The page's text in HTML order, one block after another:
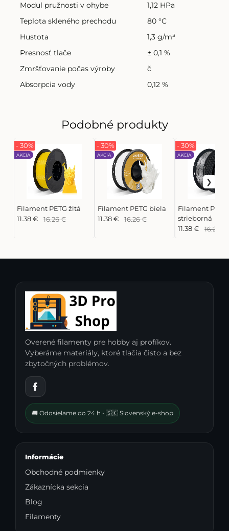
Modul pružnosti v ohybe
1,12 HPa
Teplota skleného prechodu
80 °C
Hustota
1,3 g/m³
Presnosť tlače
± 0,1 %
Zmršťovanie počas výroby
č
Absorpcia vody
0,12 %
Podobné produkty
Filament PETG žltá
AKCIA
- 30%
11.38 € 16.26 €
Filament PETG biela
AKCIA
- 30%
11.38 € 16.26 €
Filament PETG
strieborná
AKCIA
- 30%
11.38 € 16.26 €
Overené filamenty pre hobby aj profíkov.
Vyberáme materiály, ktoré tlačia čisto a bez
zbytočných problémov.
🚚 Odosielame do 24 h • 🇸🇰 Slovenský e-shop
Informácie
Obchodné podmienky
Zákaznícka sekcia
Blog
Filamenty